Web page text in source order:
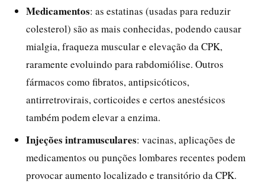
Medicamentos: as estatinas (usadas para reduzir
colesterol) são as mais conhecidas, podendo causar
mialgia, fraqueza muscular e elevação da CPK,
raramente evoluindo para rabdomiólise. Outros
fármacos como fibratos, antipsicóticos,
antirretrovirais, corticoides e certos anestésicos
também podem elevar a enzima.
Injeções intramusculares: vacinas, aplicações de
medicamentos ou punções lombares recentes podem
provocar aumento localizado e transitório da CPK.